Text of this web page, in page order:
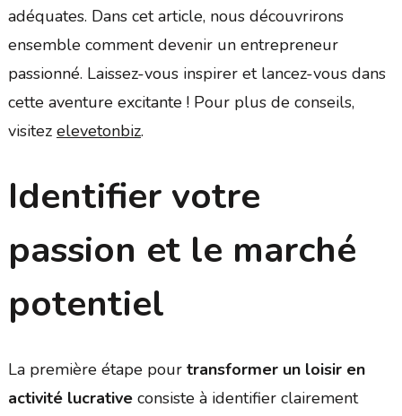
adéquates. Dans cet article, nous découvrirons
ensemble comment devenir un entrepreneur
passionné. Laissez-vous inspirer et lancez-vous dans
cette aventure excitante ! Pour plus de conseils,
visitez elevetonbiz.
Identifier votre
passion et le marché
potentiel
La première étape pour transformer un loisir en
activité lucrativeconsiste à identifier clairement